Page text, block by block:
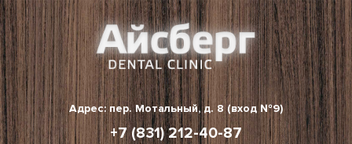
Skip
to
content
Адрес: пер. Мотальный, д. 8 (вход №9)
+7 (831) 212-40-87